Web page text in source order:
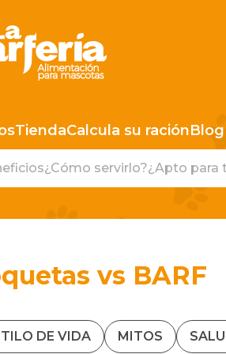
TiendaCalcula su raciónBlog
¿Cómo servirlo?¿Apto para
vs BARF
DE VIDA MITOS